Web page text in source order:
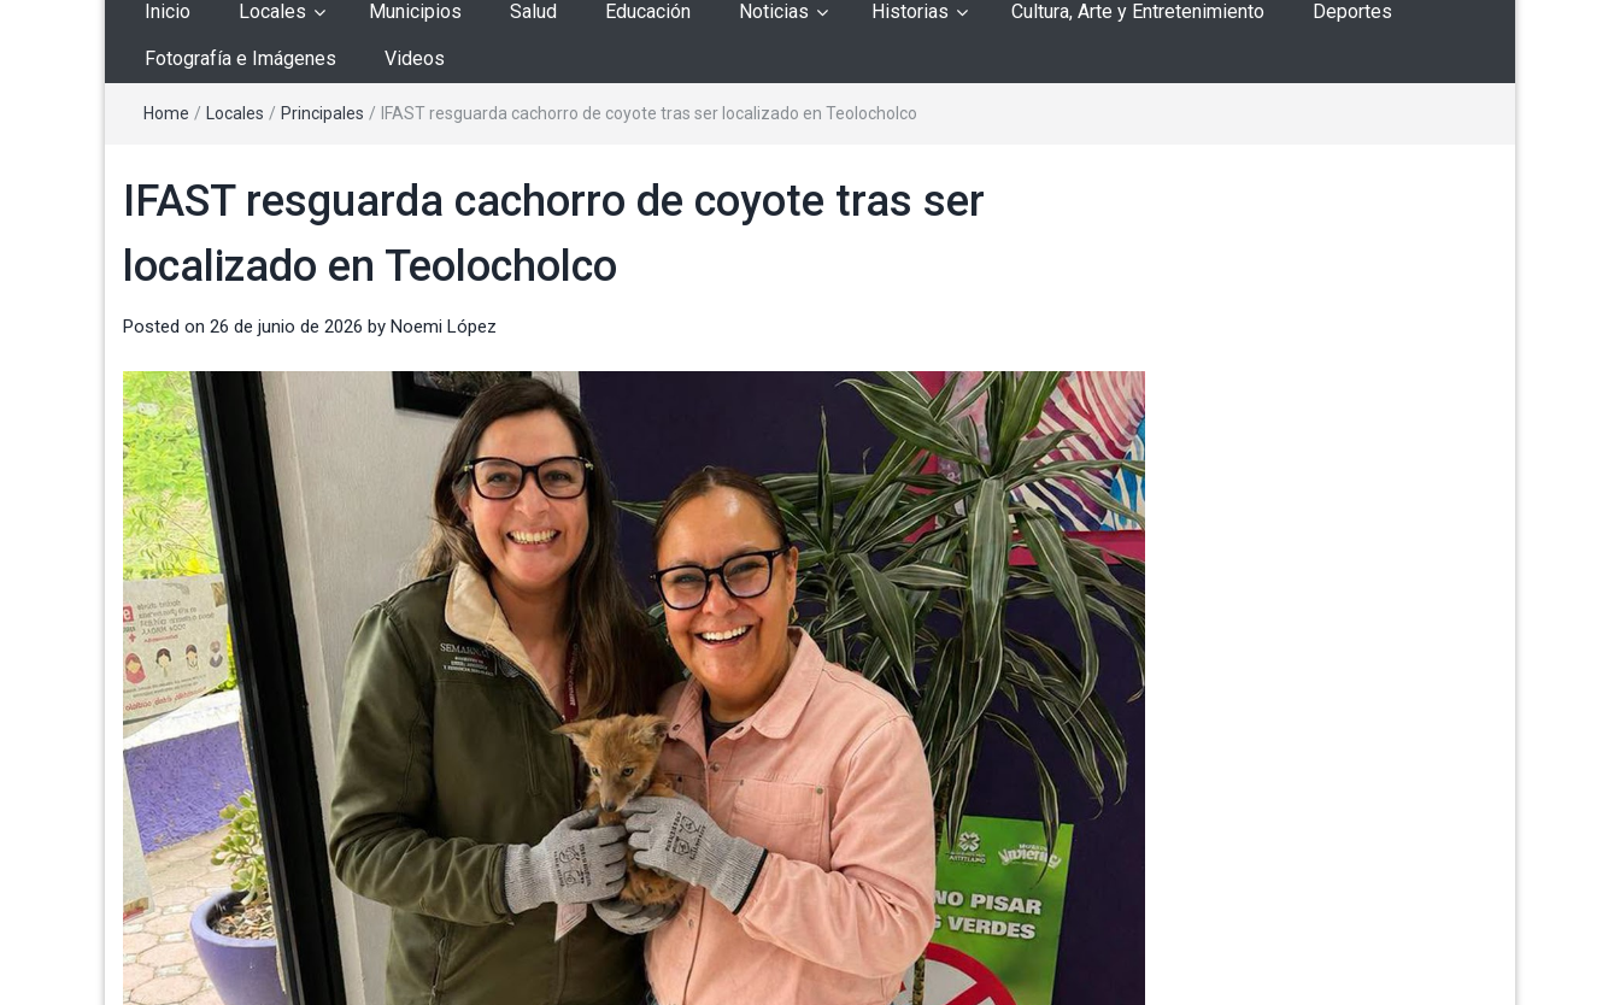
Inicio Locales Municipios Salud Educación Noticias Historias Cultura, Arte y Entretenimiento Deportes
Fotografía e Imágenes Videos
Home / Locales / Principales / IFAST resguarda cachorro de coyote tras ser localizado en Teolocholco
IFAST resguarda cachorro de coyote tras ser
localizado en Teolocholco
Posted on 26 de junio de 2026 by Noemi López